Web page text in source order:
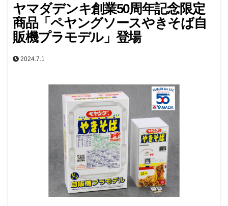
ヤマダデンキ創業50周年記念限定
商品「ペヤングソースやきそば自
販機プラモデル」登場
2024.7.1